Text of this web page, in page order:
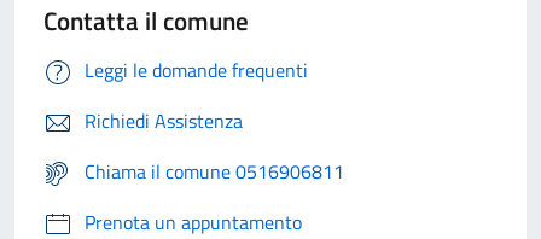
Contatta il comune
Leggi le domande frequenti
Richiedi Assistenza
Chiama il comune 0516906811
Prenota un appuntamento